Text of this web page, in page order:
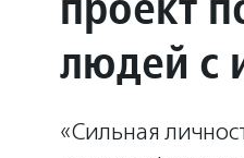
людей с
«Сильная